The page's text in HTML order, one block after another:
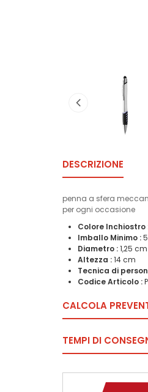
DESCRIZIONE
penna a sfera
per ogni occasione
Colore Inchiostro
Imballo Minimo :
Diametro :1,25 cm
Altezza :14 cm
Tecnica di
Codice Articolo :
CALCOLA
TEMPI DI